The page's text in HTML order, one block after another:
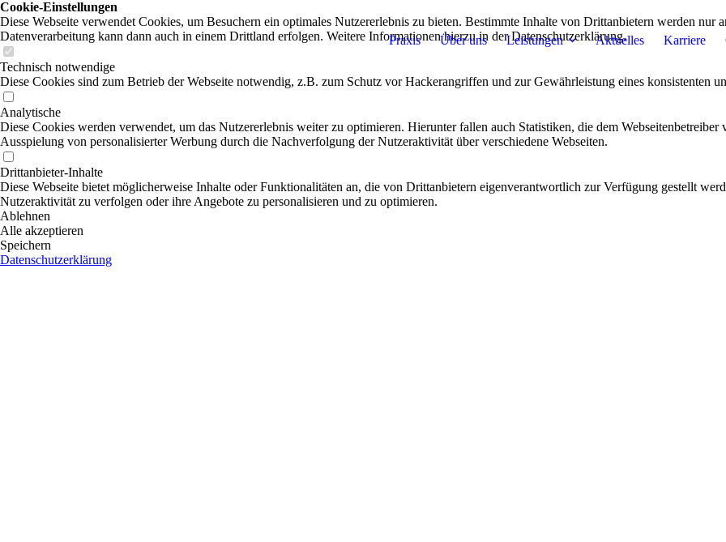
Praxis Über uns Leistungen Aktuelles Karriere
Cookie-Einstellungen
Diese Webseite verwendet Cookies, um Besuchern ein optimales Nutzererlebnis zu bieten. Bestimmte Inhalte von Drittanbietern werden nur
Datenverarbeitung kann dann auch in einem Drittland erfolgen. Weitere Informationen hierzu in der Datenschutzerklärung.
Technisch notwendige
Diese Cookies sind zum Betrieb der Webseite notwendig, z.B. zum Schutz vor Hackerangriffen und zur Gewährleistung eines konsistenten
Analytische
Diese Cookies werden verwendet, um das Nutzererlebnis weiter zu optimieren. Hierunter fallen auch Statistiken, die dem
Ausspielung von personalisierter Werbung durch die Nachverfolgung der Nutzeraktivität über verschiedene Webseiten.
Drittanbieter-Inhalte
Diese Webseite bietet möglicherweise Inhalte oder Funktionalitäten an, die von Drittanbietern eigenverantwortlich zur Verfügung gestellt
Nutzeraktivität zu verfolgen oder ihre Angebote zu personalisieren und zu optimieren.
Ablehnen
Alle akzeptieren
Speichern
Datenschutzerklärung